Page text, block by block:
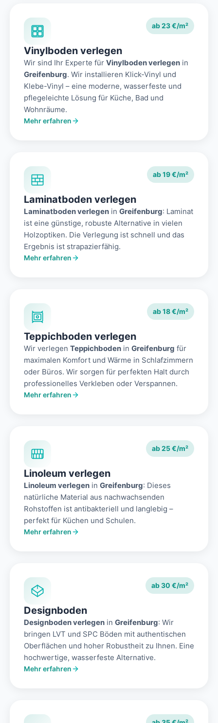
ab 23 €/m²
Vinylboden verlegen
Wir sind Ihr Experte für Vinylboden verlegen in
Greifenburg. Wir installieren Klick-Vinyl und
Klebe-Vinyl – eine moderne, wasserfeste und
pflegeleichte Lösung für Küche, Bad und
Wohnräume.
Mehr erfahren
ab 19 €/m²
Laminatboden verlegen
Laminatboden verlegen in Greifenburg: Laminat
ist eine günstige, robuste Alternative in vielen
Holzoptiken. Die Verlegung ist schnell und das
Ergebnis ist strapazierfähig.
Mehr erfahren
ab 18 €/m²
Teppichboden verlegen
Wir verlegen Teppichboden in Greifenburg für
maximalen Komfort und Wärme in Schlafzimmern
oder Büros. Wir sorgen für perfekten Halt durch
professionelles Verkleben oder Verspannen.
Mehr erfahren
ab 25 €/m²
Linoleum verlegen
Linoleum verlegen in Greifenburg: Dieses
natürliche Material aus nachwachsenden
Rohstoffen ist antibakteriell und langlebig –
perfekt für Küchen und Schulen.
Mehr erfahren
ab 30 €/m²
Designboden
Designboden verlegen in Greifenburg: Wir
bringen LVT und SPC Böden mit authentischen
Oberflächen und hoher Robustheit zu Ihnen. Eine
hochwertige, wasserfeste Alternative.
Mehr erfahren